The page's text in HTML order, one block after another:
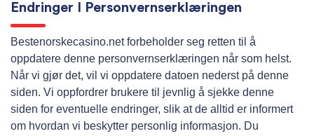
Endringer I Personvernserklæringen
Bestenorskecasino.net forbeholder seg retten til å
oppdatere denne personvernserklæringen når som helst.
Når vi gjør det, vil vi oppdatere datoen nederst på denne
siden. Vi oppfordrer brukere til jevnlig å sjekke denne
siden for eventuelle endringer, slik at de alltid er informert
om hvordan vi beskytter personlig informasjon. Du